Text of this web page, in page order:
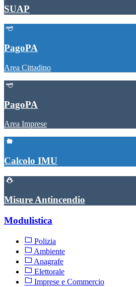
SUAP
PagoPA
Area Cittadino
PagoPA
Area Imprese
Calcolo IMU
Misure Antincendio
Modulistica
Polizia
Ambiente
Anagrafe
Elettorale
Imprese e Commercio